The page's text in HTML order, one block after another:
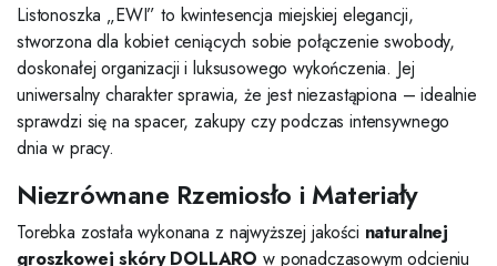
Listonoszka „EWI” to kwintesencja miejskiej elegancji,
stworzona dla kobiet ceniących sobie połączenie swobody,
doskonałej organizacji i luksusowego wykończenia. Jej
uniwersalny charakter sprawia, że jest niezastąpiona – idealnie
sprawdzi się na spacer, zakupy czy podczas intensywnego
dnia w pracy.
Niezrównane Rzemiosło i Materiały
Torebka została wykonana z najwyższej jakości naturalnej
groszkowej skóry DOLLARO w ponadczasowym odcieniu